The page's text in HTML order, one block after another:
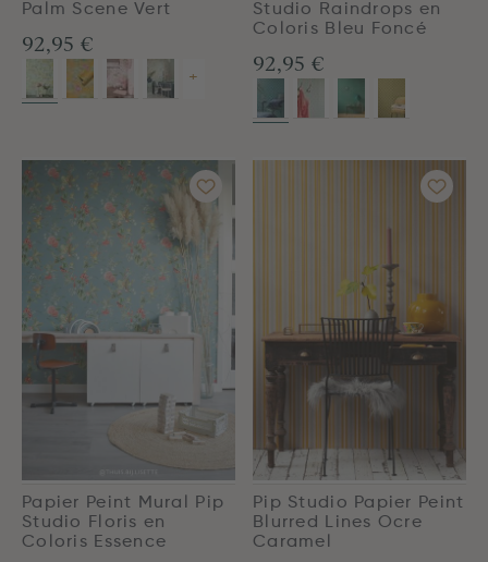
Palm Scene Vert
92,95 €
+
Studio Raindrops en
Coloris Bleu Foncé
92,95 €
Papier Peint Mural Pip
Studio Floris en
Coloris Essence
Pip Studio Papier Peint
Blurred Lines Ocre
Caramel